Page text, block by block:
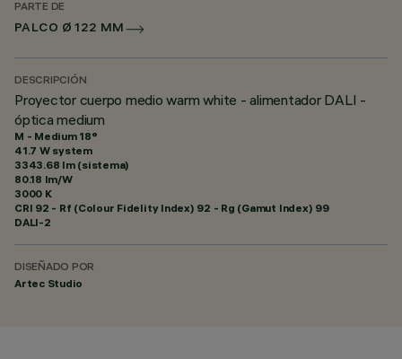
PARTE DE
PALCO Ø 122 MM
DESCRIPCIÓN
Proyector cuerpo medio warm white - alimentador DALI -
óptica medium
M - Medium 18°
41.7 W system
3343.68 lm (sistema)
80.18 lm/W
3000 K
CRI 92 - Rf (Colour Fidelity Index) 92 - Rg (Gamut Index) 99
DALI-2
DISEÑADO POR
Artec Studio